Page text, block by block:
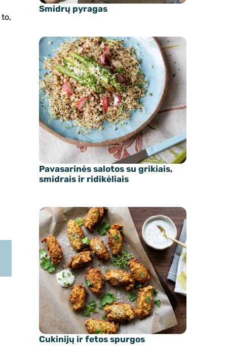
Smidrų pyragas
Pavasarinės salotos su grikiais,
smidrais ir ridikėliais
Cukinijų ir fetos spurgos